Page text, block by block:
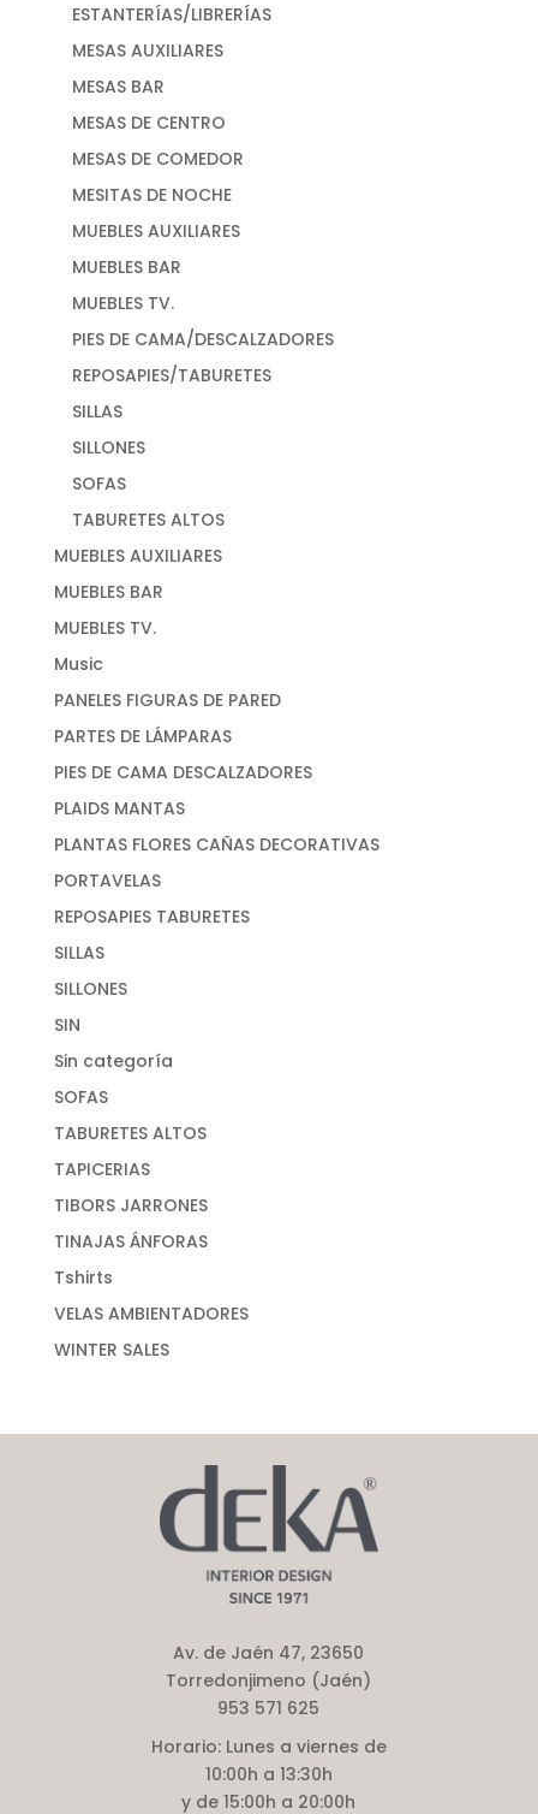
ESTANTERÍAS/LIBRERÍAS
MESAS AUXILIARES
MESAS BAR
MESAS DE CENTRO
MESAS DE COMEDOR
MESITAS DE NOCHE
MUEBLES AUXILIARES
MUEBLES BAR
MUEBLES TV.
PIES DE CAMA/DESCALZADORES
REPOSAPIES/TABURETES
SILLAS
SILLONES
SOFAS
TABURETES ALTOS
MUEBLES AUXILIARES
MUEBLES BAR
MUEBLES TV.
Music
PANELES FIGURAS DE PARED
PARTES DE LÁMPARAS
PIES DE CAMA DESCALZADORES
PLAIDS MANTAS
PLANTAS FLORES CAÑAS DECORATIVAS
PORTAVELAS
REPOSAPIES TABURETES
SILLAS
SILLONES
SIN
Sin categoría
SOFAS
TABURETES ALTOS
TAPICERIAS
TIBORS JARRONES
TINAJAS ÁNFORAS
Tshirts
VELAS AMBIENTADORES
WINTER SALES
Av. de Jaén 47, 23650
Torredonjimeno (Jaén)
953 571 625
Horario:Lunes a viernes de
10:00h a 13:30h
y de 15:00h a 20:00h